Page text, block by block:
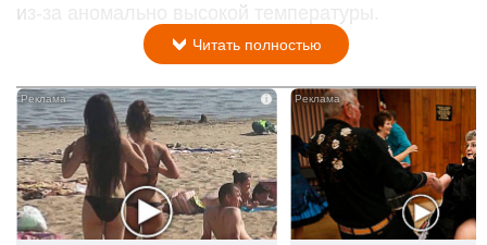
из-за аномально высокой температуры.
Читать полностью
i